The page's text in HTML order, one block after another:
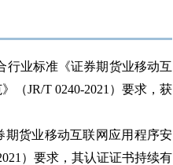
行业标准《证券期货业移动互
（JR/T 0240-2021）要求，获
期货业移动互联网应用程序安
）要求，其认证证书持续有